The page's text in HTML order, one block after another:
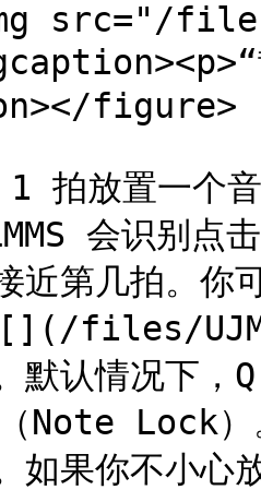
src="/files/
figure>
拍放置一个
会识别点
近第几拍。你
files/
默认情况下，
Note Lock）
如果你不小心